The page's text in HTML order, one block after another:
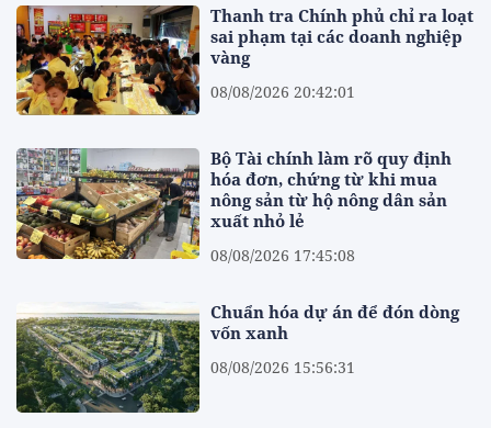
Thanh tra Chính phủ chỉ ra loạt
sai phạm tại các doanh nghiệp
vàng
08/08/2026 20:42:01
Bộ Tài chính làm rõ quy định
hóa đơn, chứng từ khi mua
nông sản từ hộ nông dân sản
xuất nhỏ lẻ
08/08/2026 17:45:08
Chuẩn hóa dự án để đón dòng
vốn xanh
08/08/2026 15:56:31